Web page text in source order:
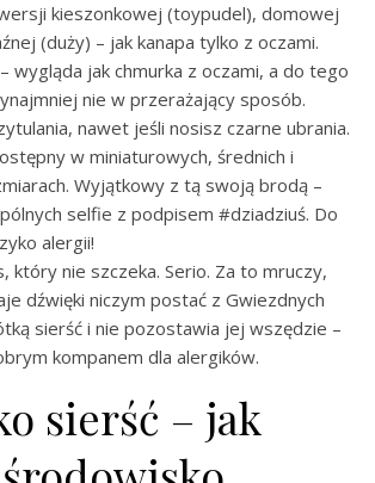
kieszonkowej (toypudel), domowej
(duży) – jak kanapa tylko z oczami.
– wygląda jak chmurka z oczami, a do tego
nie w przerażający sposób.
nawet jeśli nosisz czarne ubrania.
w miniaturowych, średnich i
Wyjątkowy z tą swoją brodą –
selfie z podpisem #dziadziuś. Do
alergii!
który nie szczeka. Serio. Za to mruczy,
dźwięki niczym postać z Gwiezdnych
sierść i nie pozostawia jej wszędzie –
kompanem dla alergików.
sierść – jak